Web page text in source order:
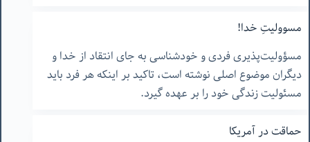
مسوولیتِ خدا!
مسؤولیت‌پذیری فردی و خودشناسی به جای انتقاد از خدا و
دیگران موضوع اصلی نوشته است، تاکید بر اینکه هر فرد باید
مسئولیت زندگی خود را بر عهده گیرد.
حماقت در آمریکا